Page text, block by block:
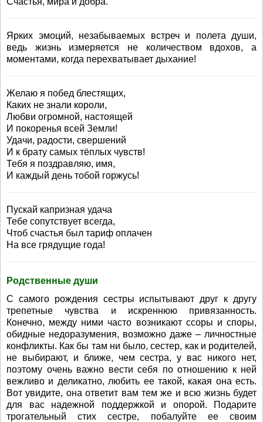
Ярких эмоций, незабываемых встреч и полета души,
ведь жизнь измеряется не количеством вдохов, а
моментами, когда перехватывает дыхание!
Желаю я побед блестящих,
Каких не знали короли,
Любви огромной, настоящей
И покоренья всей Земли!
Удачи, радости, свершений
И к брату самых тёплых чувств!
Тебя я поздравляю, имя,
И каждый день тобой горжусь!
Пускай капризная удача
Тебе сопутствует всегда,
Чтоб счастья был тариф оплачен
На все грядущие года!
Родственные души
С самого рождения сестры испытывают друг к другу
трепетные чувства и искреннюю привязанность.
Конечно, между ними часто возникают ссоры и споры,
обидные недоразумения, возможно даже – личностные
конфликты. Как бы там ни было, сестер, как и родителей,
не выбирают, и ближе, чем сестра, у вас никого нет,
поэтому очень важно вести себя по отношению к ней
вежливо и деликатно, любить ее такой, какая она есть.
Вот увидите, она ответит вам тем же и всю жизнь будет
для вас надежной поддержкой и опорой. Подарите
трогательный стих сестре, побалуйте ее своим